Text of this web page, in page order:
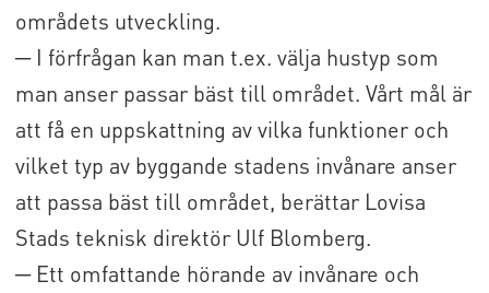
områdets utveckling.
─ I förfrågan kan man t.ex. välja hustyp som
man anser passar bäst till området. Vårt mål är
att få en uppskattning av vilka funktioner och
vilket typ av byggande stadens invånare anser
att passa bäst till området, berättar Lovisa
Stads teknisk direktör Ulf Blomberg.
─ Ett omfattande hörande av invånare och